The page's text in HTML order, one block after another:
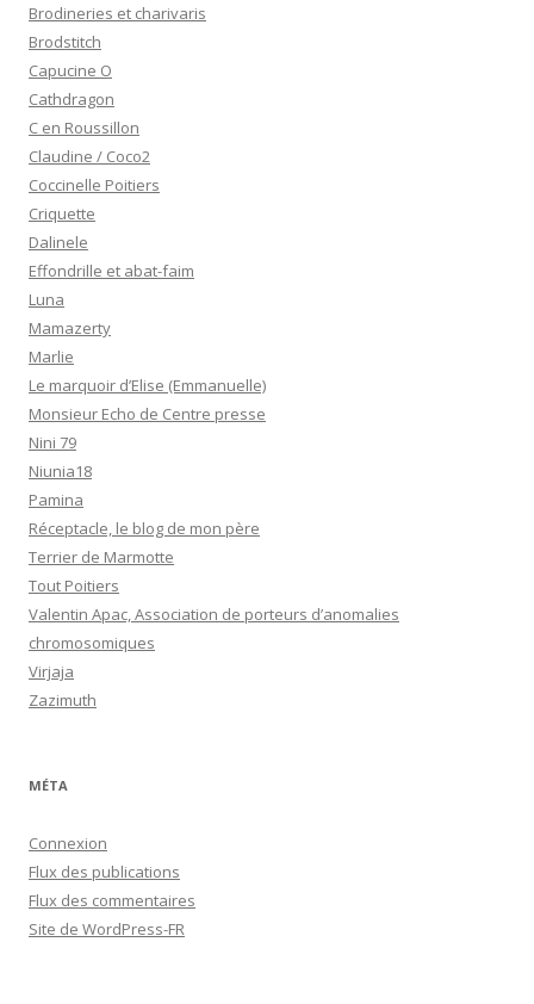
Brodineries et charivaris
Brodstitch
Capucine O
Cathdragon
C en Roussillon
Claudine / Coco2
Coccinelle Poitiers
Criquette
Dalinele
Effondrille et abat-faim
Luna
Mamazerty
Marlie
Le marquoir d’Elise (Emmanuelle)
Monsieur Echo de Centre presse
Nini 79
Niunia18
Pamina
Réceptacle, le blog de mon père
Terrier de Marmotte
Tout Poitiers
Valentin Apac, Association de porteurs d’anomalies
chromosomiques
Virjaja
Zazimuth
MÉTA
Connexion
Flux des publications
Flux des commentaires
Site de WordPress-FR